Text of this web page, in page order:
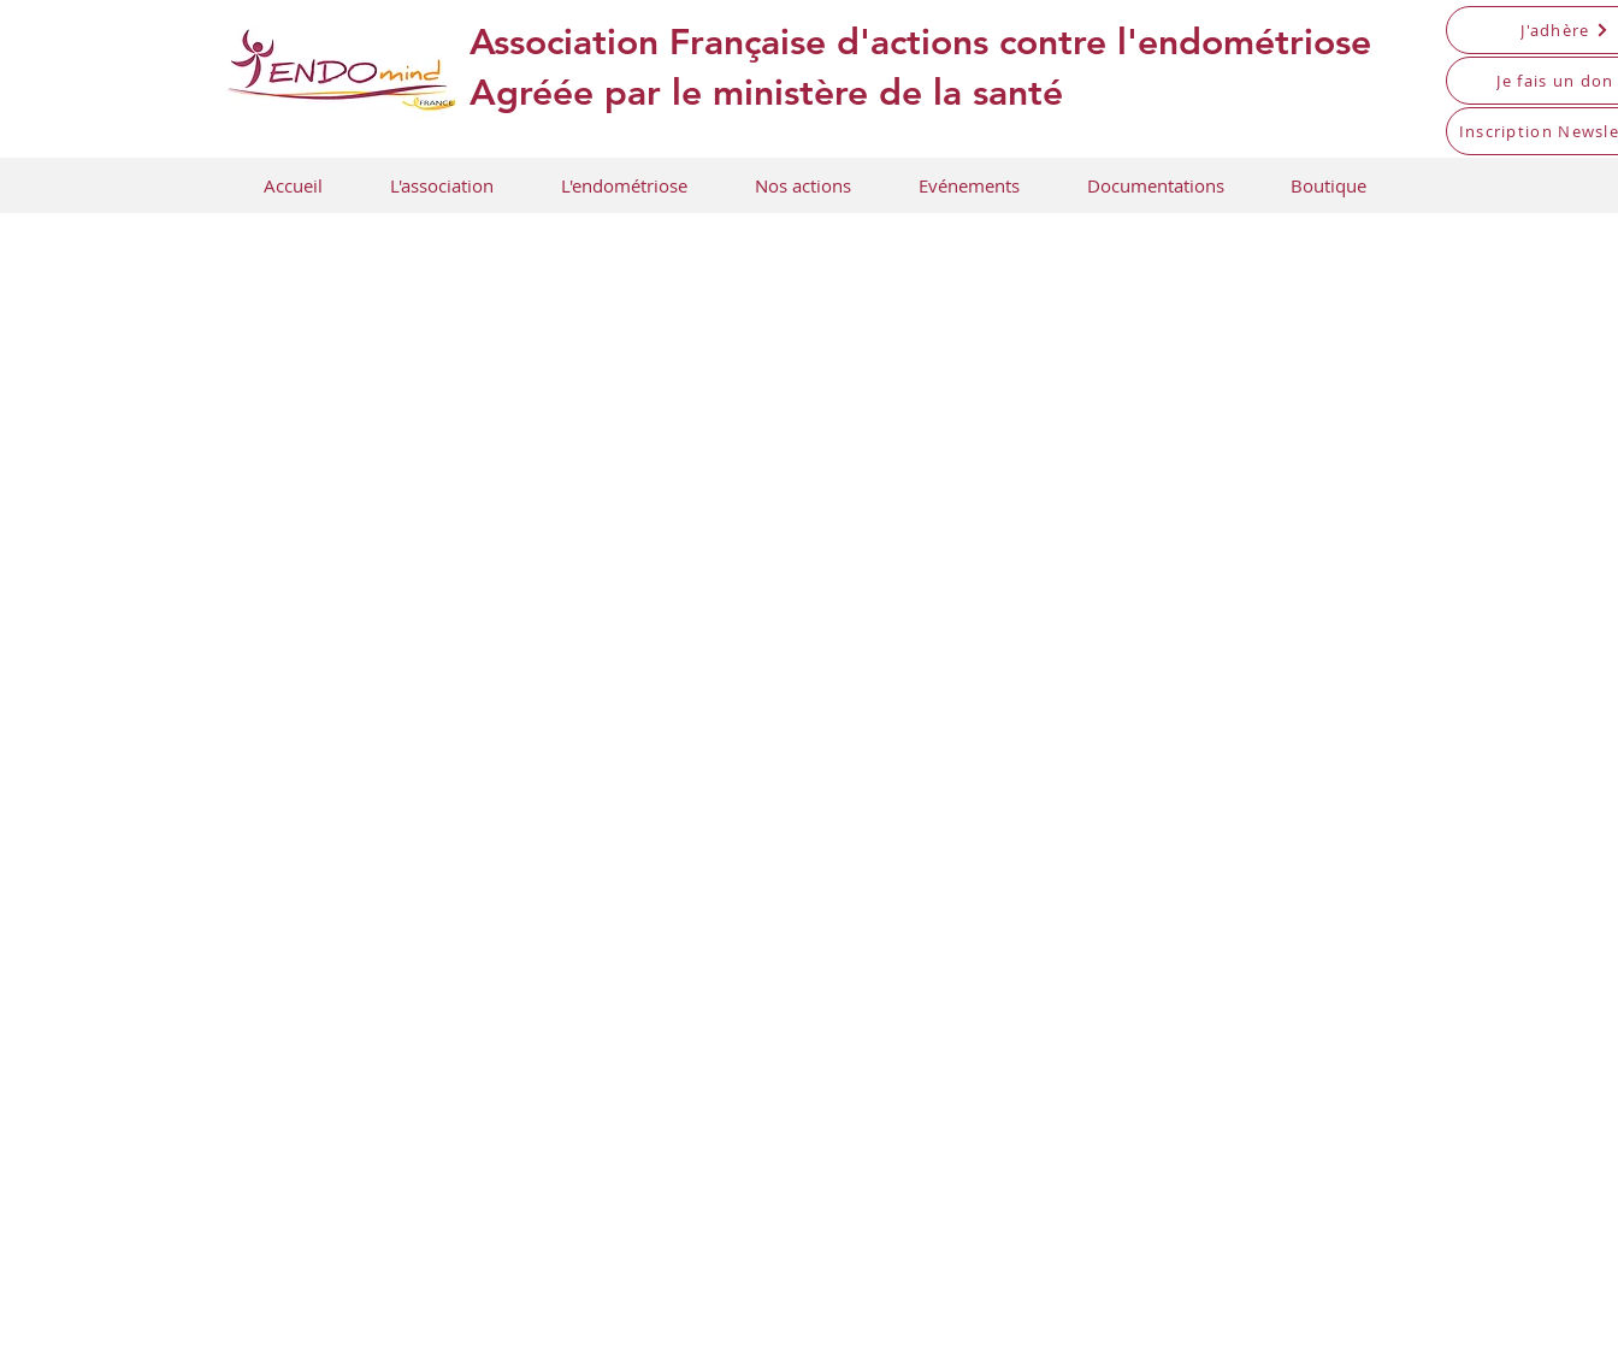
Association Française d'actions contre l'endométriose
Agréée par le ministère de la santé
J'adhère
Je fais un don
Inscription
Accueil L'association L'endométriose Nos actions Evénements Documentations Boutique